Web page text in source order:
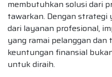
membutuhkan solusi dari
tawarkan. Dengan
dari layanan profesional,
yang ramai pelanggan
keuntungan finansial
untuk diraih.